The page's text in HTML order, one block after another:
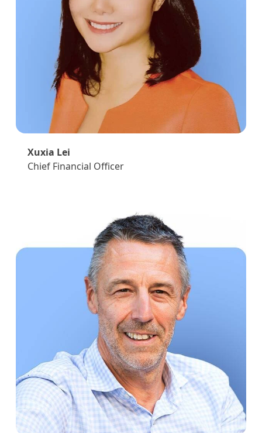
Xuxia Lei
Chief Financial Officer